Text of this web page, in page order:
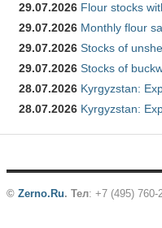
29.07.2026 Flour stocks
29.07.2026 Monthly flour
29.07.2026 Stocks of
29.07.2026 Stocks of
28.07.2026 Kyrgyzstan:
28.07.2026 Kyrgyzstan:
© Zerno.Ru. Тел: +7 (495) 760-